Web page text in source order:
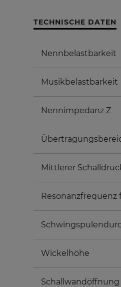
TECHNISCHE DATEN
Nennbelastbarkeit
Musikbelastbarkeit
Nennimpedanz Z
Mittlerer
Resonanzfrequenz
Wickelhöhe
Schallwandöffnung